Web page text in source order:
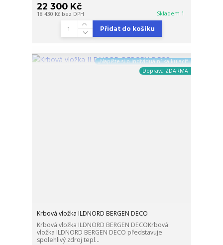
22 300 Kč
18 430 Kč bez DPH Skladem 1
Přidat do košíku
„Napište si o individuální kalkulaci“
Doprava ZDARMA
Krbová vložka ILDNORD BERGEN DECO
Krbová vložka ILDNORD BERGEN DECOKrbová
vložka ILDNORD BERGEN DECO představuje
spolehlivý zdroj tepl...